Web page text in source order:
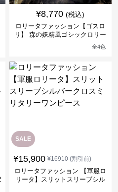
¥8,770 (税込)
ロリータファッション【ゴスロ
リ】 森の妖精風ゴシックロリー
全4色
SALE
¥15,900 ¥16910(割引前)
ロリータファッション 【軍服ロ
リータ】スリットスリーブシル